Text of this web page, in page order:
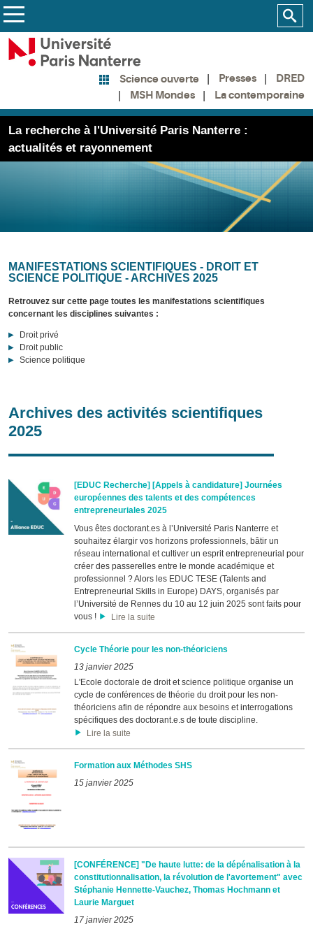
Science ouverte Presses
DRED
MSH Mondes
La contemporaine
La recherche à l'Université Paris Nanterre :
actualités et rayonnement
MANIFESTATIONS SCIENTIFIQUES - DROIT ET
SCIENCE POLITIQUE - ARCHIVES 2025
Retrouvez sur cette page toutes les manifestations scientifiques
concernant les disciplines suivantes :
Droit privé
Droit public
Science politique
Archives des activités scientifiques
2025
[EDUC Recherche] [Appels à candidature] Journées
européennes des talents et des compétences
entrepreneuriales 2025
Vous êtes doctorant.es à l’Université Paris Nanterre et
souhaitez élargir vos horizons professionnels, bâtir un
réseau international et cultiver un esprit entrepreneurial pour
créer des passerelles entre le monde académique et
professionnel ? Alors les EDUC TESE (Talents and
Entrepreneurial Skills in Europe) DAYS, organisés par
l’Université de Rennes du 10 au 12 juin 2025 sont faits pour
vous !
Lire la suite
Cycle Théorie pour les non-théoriciens
13 janvier 2025
L'Ecole doctorale de droit et science politique organise un
cycle de conférences de théorie du droit pour les non-
théoriciens afin de répondre aux besoins et interrogations
spécifiques des doctorant.e.s de toute discipline.
Lire la suite
Formation aux Méthodes SHS
15 janvier 2025
[CONFÉRENCE] "De haute lutte: de la dépénalisation à la
constitutionnalisation, la révolution de l'avortement" avec
Stéphanie Hennette-Vauchez, Thomas Hochmann et
Laurie Marguet
17 janvier 2025